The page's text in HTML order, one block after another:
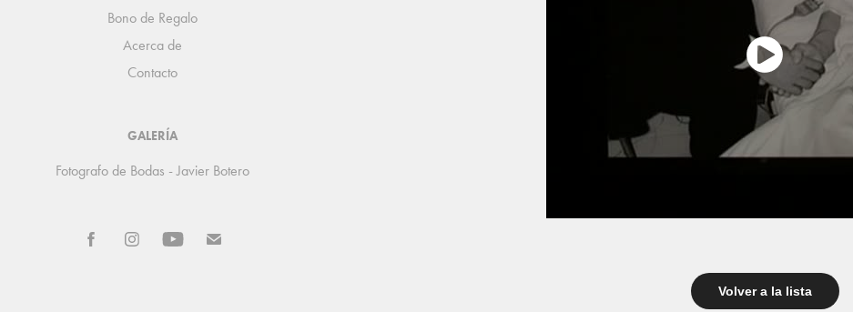
Bono de Regalo
Acerca de
Contacto
GALERÍA
Fotografo de Bodas - Javier Botero
Volver a la lista